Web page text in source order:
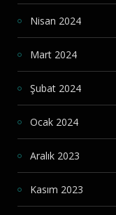
Nisan 2024
Mart 2024
Şubat 2024
Ocak 2024
Aralık 2023
Kasım 2023